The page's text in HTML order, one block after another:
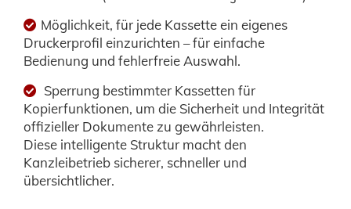
Möglichkeit, für jede Kassette ein eigenes
Druckerprofil einzurichten – für einfache
Bedienung und fehlerfreie Auswahl.
Sperrung bestimmter Kassetten für
Kopierfunktionen, um die Sicherheit und Integrität
offizieller Dokumente zu gewährleisten.
Diese intelligente Struktur macht den
Kanzleibetrieb sicherer, schneller und
übersichtlicher.